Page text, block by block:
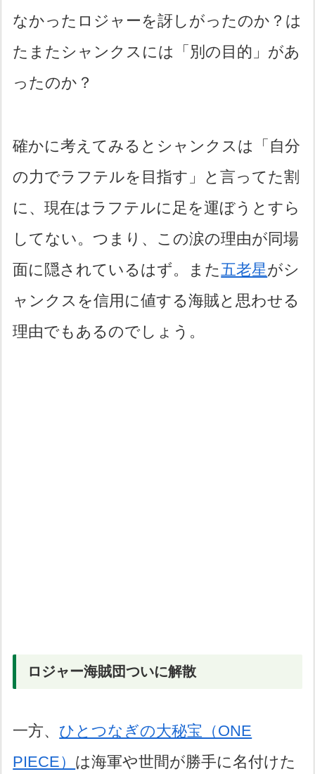
なかったロジャーを訝しがったのか？は
たまたシャンクスには「別の目的」があ
ったのか？
確かに考えてみるとシャンクスは「自分
の力でラフテルを目指す」と言ってた割
に、現在はラフテルに足を運ぼうとすら
してない。つまり、この涙の理由が同場
面に隠されているはず。また五老星がシ
ャンクスを信用に値する海賊と思わせる
理由でもあるのでしょう。
ロジャー海賊団ついに解散
一方、 ひとつなぎの大秘宝（ONE
PIECE） は海軍や世間が勝手に名付けた